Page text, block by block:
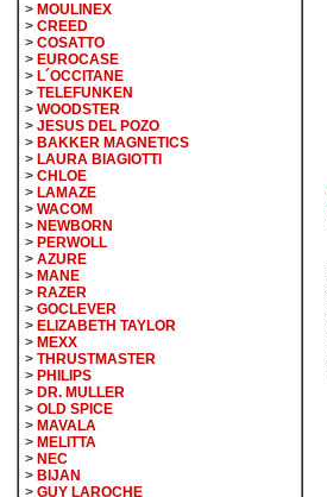
> MOULINEX
> CREED
> COSATTO
> EUROCASE
> L´OCCITANE
> TELEFUNKEN
> WOODSTER
> JESUS DEL POZO
> BAKKER MAGNETICS
> LAURA BIAGIOTTI
> CHLOE
> LAMAZE
> WACOM
> NEWBORN
> PERWOLL
> AZURE
> MANE
> RAZER
> GOCLEVER
> ELIZABETH TAYLOR
> MEXX
> THRUSTMASTER
> PHILIPS
> DR. MULLER
> OLD SPICE
> MAVALA
> MELITTA
> NEC
> BIJAN
> GUY LAROCHE